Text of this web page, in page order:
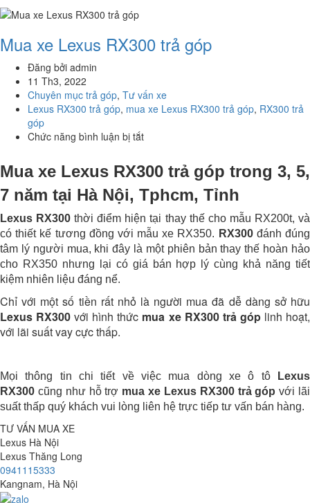
Mua xe Lexus RX300 trả góp
Đăng bởi admin
11 Th3, 2022
Chuyên mục trả góp, Tư vấn xe
Lexus RX300 trả góp, mua xe Lexus RX300 trả góp, RX300 trả
góp
Chức năng bình luận bị tắt
xe
Lexus
RX300
trả
góp
Mua xe Lexus RX300 trả góp trong 3, 5,
7 năm tại Hà Nội, Tphcm, Tỉnh
Lexus RX300 thời điểm hiện tại thay thế cho mẫu RX200t, và
có thiết kế tương đồng với mẫu xe RX350. RX300đánh đúng
tâm lý người mua, khi đây là một phiên bản thay thế hoàn hảo
cho RX350 nhưng lại có giá bán hợp lý cùng khả năng tiết
kiệm nhiên liệu đáng nể.
Chỉ với một số tiền rất nhỏ là người mua đã dễ dàng sở hữu
Lexus RX300 với hình thức mua xe RX300 trả góplinh hoạt,
với lãi suất vay cực thấp.
Mọi thông tin chi tiết về việc mua dòng xe ô tôLexus
RX300 cũng như hỗ trợ mua xe Lexus RX300 trả góp với lãi
suất thấp quý khách vui lòng liên hệ trực tiếp tư vấn bán hàng.
TƯ VẤN MUA XE
Lexus Hà Nội
Lexus Thăng Long
0941115333
Kangnam, Hà Nội